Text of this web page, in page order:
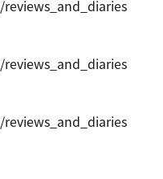
/reviews_and_diaries
/reviews_and_diaries
/reviews_and_diaries